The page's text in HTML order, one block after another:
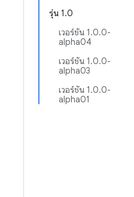
รุ่น 1.0
เวอร์ชัน 1.0.0-
alpha04
เวอร์ชัน 1.0.0-
alpha03
เวอร์ชัน 1.0.0-
alpha01